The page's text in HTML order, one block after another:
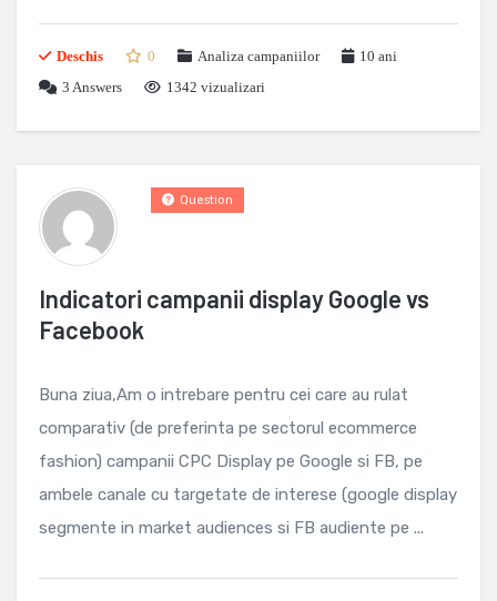
Deschis 0 Analiza campaniilor
10 ani
3 Answers 1342 vizualizari
Indicatori campanii display Google vs
Facebook
Question
Buna ziua,Am o intrebare pentru cei care au rulat
comparativ (de preferinta pe sectorul ecommerce
fashion) campanii CPC Display pe Google si FB, pe
ambele canale cu targetate de interese (google display
segmente in market audiences si FB audiente pe ...